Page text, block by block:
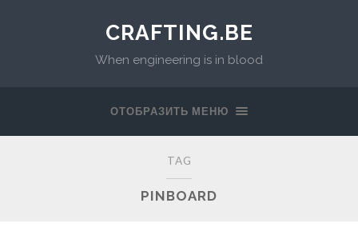
CRAFTING.BE
When engineering is in blood
ОТОБРАЗИТЬ МЕНЮ
TAG
PINBOARD